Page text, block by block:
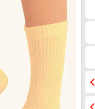
chevron_left